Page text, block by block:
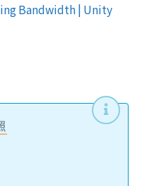
Bandwidth | Unity